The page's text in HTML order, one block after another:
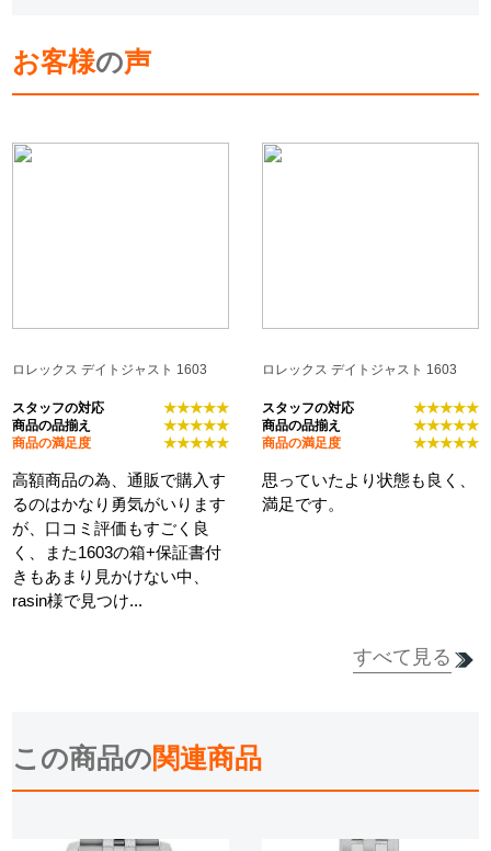
お客様の声
ロレックス デイトジャスト 1603
スタッフの対応
★★★★★
商品の品揃え
★★★★★
商品の満足度
★★★★★
高額商品の為、通販で購入す
るのはかなり勇気がいります
が、口コミ評価もすごく良
く、また1603の箱+保証書付
きもあまり見かけない中、
rasin様で見つけ...
ロレックス デイトジャスト 1603
スタッフの対応
★★★★★
商品の品揃え
★★★★★
商品の満足度
★★★★★
思っていたより状態も良く、
満足です。
すべて見る
この商品の関連商品